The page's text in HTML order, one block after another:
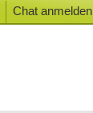
Chat anmelden